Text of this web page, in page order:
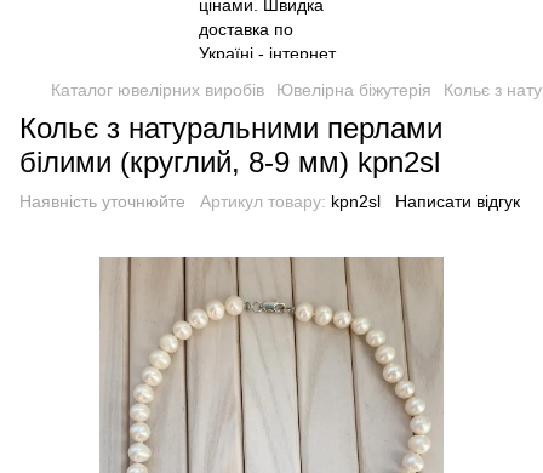
Каталог ювелірних виробів Ювелірна біжутерія Кольє з
Кольє з натуральними перлами
білими (круглий, 8-9 мм) kpn2sl
Наявність уточнюйте Артикул товару: kpn2sl Написати відгук